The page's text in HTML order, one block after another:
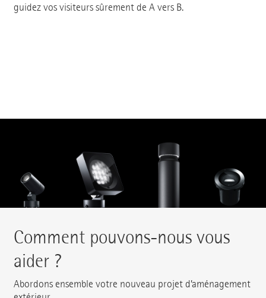
guidez vos visiteurs sûrement de A vers B.
Comment pouvons-nous vous
aider ?
Abordons ensemble votre nouveau projet d’aménagement